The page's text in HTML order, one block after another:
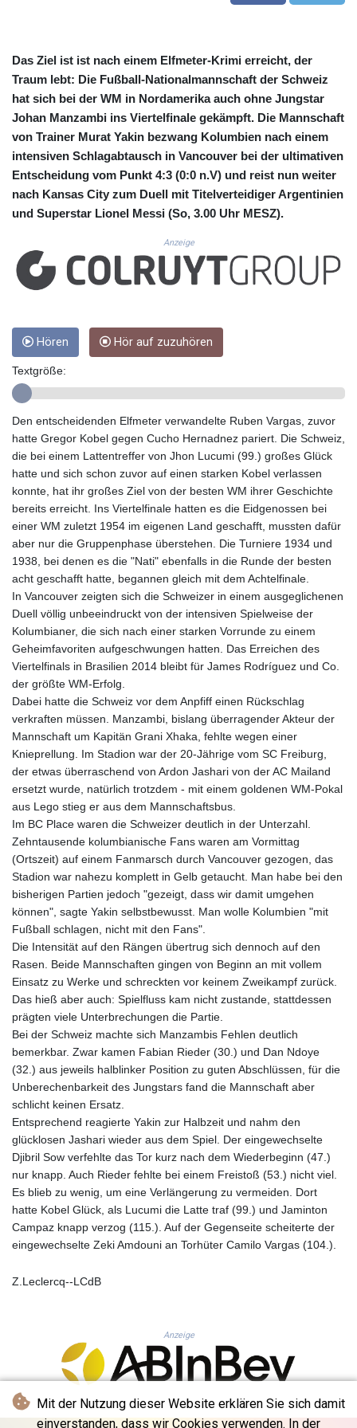
Mit der Nutzung dieser Website erklären Sie sich damit
einverstanden, dass wir Cookies verwenden. In der
CUC 1.155508
CZK 24.184522
DJF 205.35721
DZD 153.466204
EGP 57.550907
ERN 17.332627
ETB 184.823403
FJD 2.553308
FKP 0.858801
GEL 3.021622
GGP 0.858801
GHS 13.548336
GNF 10148.261152
GTQ 8.809078
HKD 9.063364
HRK 7.533572
HTG 151.001333
HUF 361.860769
IDR 20659.336108
ILS 3.470858
IMP 0.858801
INR 109.864533
IQD 1514.293863
IRR
1588593.057877
ISK 141.815325
JEP 0.858801
JMD 183.527469
JOD 0.819276
JPY 182.208653
KGS 101.048565
KHR 4682.700886
KMF 493.401915
KRW 1644.196411
KWD 0.357306
KYD 0.962469
KZT 541.953128
LAK 26120.269022
LBP
103475.784612
LKR 387.551407
LRD 209.436313
LSL 18.846604
LTL 3.411917
LVL 0.698955
LYD 7.354819
MAD 10.762117
MDL 20.066037
MGA 4971.568067
MKD 61.524919
MMK 2425.761657
MNT 4157.747973
MOP 9.330357
MUR 54.285874
MVR 17.852389
MWK 2007.117959
MXN 19.919233
MYR 4.724922
MZN 73.848488
NAD 18.858
NGN 1574.334577
OMR 0.444286
PAB 1.154903
PEN 3.9114
PHP 70.137026
PKR 321.001615
Das Ziel ist ist nach einem Elfmeter-Krimi erreicht, der
Traum lebt: Die Fußball-Nationalmannschaft der Schweiz
hat sich bei der WM in Nordamerika auch ohne Jungstar
Johan Manzambi ins Viertelfinale gekämpft. Die Mannschaft
von Trainer Murat Yakin bezwang Kolumbien nach einem
intensiven Schlagabtausch in Vancouver bei der ultimativen
Entscheidung vom Punkt 4:3 (0:0 n.V) und reist nun weiter
nach Kansas City zum Duell mit Titelverteidiger Argentinien
und Superstar Lionel Messi (So, 3.00 Uhr MESZ).
Anzeige
Hören Hör auf zuzuhören
Textgröße:
Den entscheidenden Elfmeter verwandelte Ruben Vargas, zuvor
hatte Gregor Kobel gegen Cucho Hernadnez pariert. Die Schweiz,
die bei einem Lattentreffer von Jhon Lucumi (99.) großes Glück
hatte und sich schon zuvor auf einen starken Kobel verlassen
konnte, hat ihr großes Ziel von der besten WM ihrer Geschichte
bereits erreicht. Ins Viertelfinale hatten es die Eidgenossen bei
einer WM zuletzt 1954 im eigenen Land geschafft, mussten dafür
aber nur die Gruppenphase überstehen. Die Turniere 1934 und
1938, bei denen es die "Nati" ebenfalls in die Runde der besten
acht geschafft hatte, begannen gleich mit dem Achtelfinale.
In Vancouver zeigten sich die Schweizer in einem ausgeglichenen
Duell völlig unbeeindruckt von der intensiven Spielweise der
Kolumbianer, die sich nach einer starken Vorrunde zu einem
Geheimfavoriten aufgeschwungen hatten. Das Erreichen des
Viertelfinals in Brasilien 2014 bleibt für James Rodríguez und Co.
der größte WM-Erfolg.
Dabei hatte die Schweiz vor dem Anpfiff einen Rückschlag
verkraften müssen. Manzambi, bislang überragender Akteur der
Mannschaft um Kapitän Grani Xhaka, fehlte wegen einer
Knieprellung. Im Stadion war der 20-Jährige vom SC Freiburg,
der etwas überraschend von Ardon Jashari von der AC Mailand
ersetzt wurde, natürlich trotzdem - mit einem goldenen WM-Pokal
aus Lego stieg er aus dem Mannschaftsbus.
Im BC Place waren die Schweizer deutlich in der Unterzahl.
Zehntausende kolumbianische Fans waren am Vormittag
(Ortszeit) auf einem Fanmarsch durch Vancouver gezogen, das
Stadion war nahezu komplett in Gelb getaucht. Man habe bei den
bisherigen Partien jedoch "gezeigt, dass wir damit umgehen
können", sagte Yakin selbstbewusst. Man wolle Kolumbien "mit
Fußball schlagen, nicht mit den Fans".
Die Intensität auf den Rängen übertrug sich dennoch auf den
Rasen. Beide Mannschaften gingen von Beginn an mit vollem
Einsatz zu Werke und schreckten vor keinem Zweikampf zurück.
Das hieß aber auch: Spielfluss kam nicht zustande, stattdessen
prägten viele Unterbrechungen die Partie.
Bei der Schweiz machte sich Manzambis Fehlen deutlich
bemerkbar. Zwar kamen Fabian Rieder (30.) und Dan Ndoye
(32.) aus jeweils halblinker Position zu guten Abschlüssen, für die
Unberechenbarkeit des Jungstars fand die Mannschaft aber
schlicht keinen Ersatz.
Entsprechend reagierte Yakin zur Halbzeit und nahm den
glücklosen Jashari wieder aus dem Spiel. Der eingewechselte
Djibril Sow verfehlte das Tor kurz nach dem Wiederbeginn (47.)
nur knapp. Auch Rieder fehlte bei einem Freistoß (53.) nicht viel.
Es blieb zu wenig, um eine Verlängerung zu vermeiden. Dort
hatte Kobel Glück, als Lucumi die Latte traf (99.) und Jaminton
Campaz knapp verzog (115.). Auf der Gegenseite scheiterte der
eingewechselte Zeki Amdouni an Torhüter Camilo Vargas (104.).
Z.Leclercq--LCdB
Anzeige